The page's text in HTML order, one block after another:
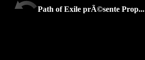
Path of Exile prÃ©sente Prop...